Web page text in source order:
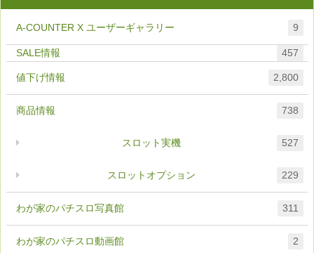
A-COUNTER X ユーザーギャラリー 9
457
わが家のパチスロ写真館 311
わが家のパチスロ動画館 2
値下げ情報 2,800
商品情報 738
スロットオプション 229
スロット実機 527